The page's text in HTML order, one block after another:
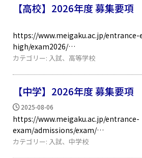
【高校】2026年度 募集要項
https://www.meigaku.ac.jp/
high/exam2026/
カテゴリー: 入試、 高等学校
【中学】2026年度 募集要項
2025-08-06
https://www.meigaku.ac.jp/entrance-
exam/admissions/exam/
カテゴリー: 入試、 中学校